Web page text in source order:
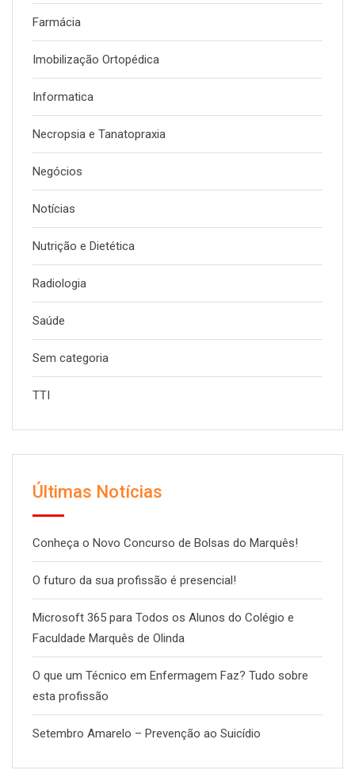
Farmácia
Imobilização Ortopédica
Informatica
Necropsia e Tanatopraxia
Negócios
Notícias
Nutrição e Dietética
Radiologia
Saúde
Sem categoria
TTI
Últimas Notícias
Conheça o Novo Concurso de Bolsas do Marquês!
O futuro da sua profissão é presencial!
Microsoft 365 para Todos os Alunos do Colégio e
Faculdade Marquês de Olinda
O que um Técnico em Enfermagem Faz? Tudo sobre
esta profissão
Setembro Amarelo – Prevenção ao Suicídio